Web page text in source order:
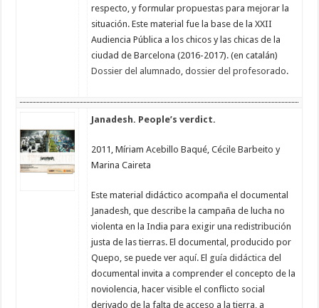
respecto, y formular propuestas para mejorar la
situación. Este material fue la base de la XXII
Audiencia Pública a los chicos y las chicas de la
ciudad de Barcelona (2016-2017). (en catalán)
Dossier del alumnado,dossier del profesorado.
Janadesh. People’s verdict.
2011, Míriam Acebillo Baqué, Cécile Barbeito y
Marina Caireta
Este material didáctico acompaña el documental
Janadesh, que describe la campaña de lucha no
violenta en la India para exigir una redistribución
justa de las tierras. El documental, producido por
Quepo, se puede ver aquí. El guía didáctica del
documental invita a comprender el concepto de la
noviolencia, hacer visible el conflicto social
derivado de la falta de acceso a la tierra, a